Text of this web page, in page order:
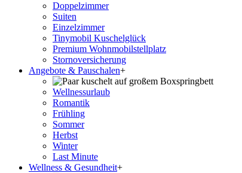
Doppelzimmer
Suiten
Einzelzimmer
Tinymobil Kuschelglück
Premium Wohnmobilstellplatz
Stornoversicherung
Angebote & Pauschalen+
Wellnessurlaub
Romantik
Frühling
Sommer
Herbst
Winter
Last Minute
Wellness & Gesundheit+